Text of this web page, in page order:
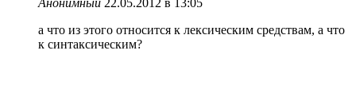
а что из этого относится к лексическим средствам, а что
к синтаксическим?